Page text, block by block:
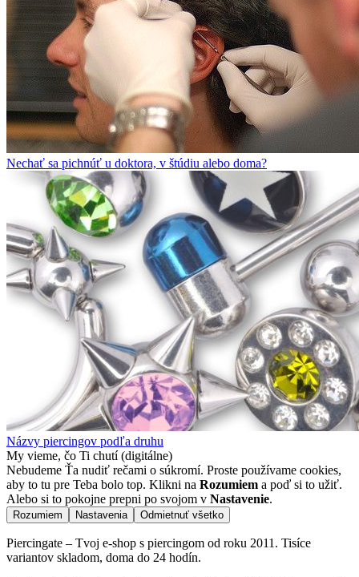
Nechať sa pichnúť u doktora, v štúdiu alebo doma?
Názvy piercingov podľa druhu
My vieme, čo Ti chutí (digitálne)
Nebudeme Ťa nudiť rečami o súkromí. Proste používame cookies,
aby to tu pre Teba bolo top. Klikni na Rozumiem a poď si to užiť.
Alebo si to pokojne prepni po svojom v Nastavenie.
Rozumiem Nastavenia Odmietnuť všetko
Piercingate – Tvoj e-shop s piercingom od roku 2011. Tisíce
variantov skladom, doma do 24 hodín.